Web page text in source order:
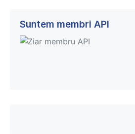
Suntem membri API